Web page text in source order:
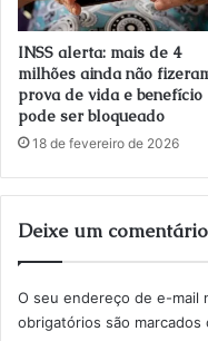
INSS alerta: mais de 4
milhões ainda não
prova de vida e benefício
pode ser bloqueado
18 de fevereiro de 2026
Deixe um comentário
O seu endereço de e-mail
obrigatórios são marcados